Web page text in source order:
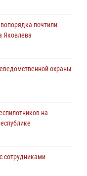
южном направлении
проведения
почтили
Яковлева
охраны
на
сотрудниками